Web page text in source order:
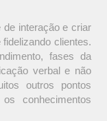
interação e criar
clientes.
fases da
verbal e não
outros pontos
conhecimentos